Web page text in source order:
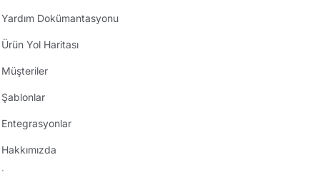
Yardım Dokümantasyonu
Ürün Yol Haritası
Müşteriler
Şablonlar
Entegrasyonlar
Hakkımızda